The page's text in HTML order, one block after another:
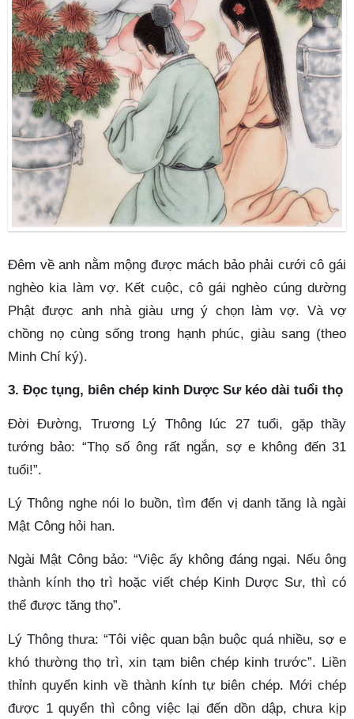
Đêm về anh nằm mộng được mách bảo phải cưới cô gái
nghèo kia làm vợ. Kết cuộc, cô gái nghèo cúng dường
Phật được anh nhà giàu ưng ý chọn làm vợ. Và vợ
chồng nọ cùng sống trong hạnh phúc, giàu sang (theo
Minh Chí ký).
3. Đọc tụng, biên chép kinh Dược Sư kéo dài tuổi thọ
Đời Đường, Trương Lý Thông lúc 27 tuổi, gặp thầy
tướng bảo: “Thọ số ông rất ngắn, sợ e không đến 31
tuổi!”.
Lý Thông nghe nói lo buồn, tìm đến vị danh tăng là ngài
Mật Công hỏi han.
Ngài Mật Công bảo: “Việc ấy không đáng ngại. Nếu ông
thành kính thọ trì hoặc viết chép Kinh Dược Sư, thì có
thể được tăng thọ”.
Lý Thông thưa: “Tôi việc quan bận buộc quá nhiều, sợ e
khó thường thọ trì, xin tạm biên chép kinh trước”. Liền
thỉnh quyển kinh về thành kính tự biên chép. Mới chép
được 1 quyển thì công việc lại đến dồn dập, chưa kịp